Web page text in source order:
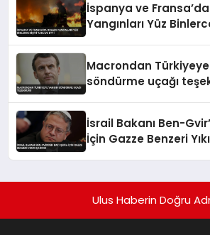
İspanya ve
Yangınları Yüz
Macrondan Türkiyeye
söndürme uçağı
İsrail Bakanı Ben-
İçin Gazze Benzeri
Ulus Haberin Doğru